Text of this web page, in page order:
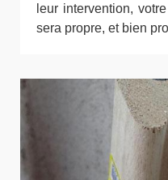
leur intervention,
sera propre, et bien